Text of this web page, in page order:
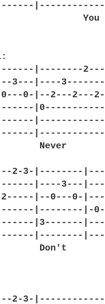
You
|--------
3---|----3-------
0-|--2---2---
Never
2-3-|--------
|----3---
|--0---0-|---
|--------|-
|3-------
|--------
Don't
2-3-